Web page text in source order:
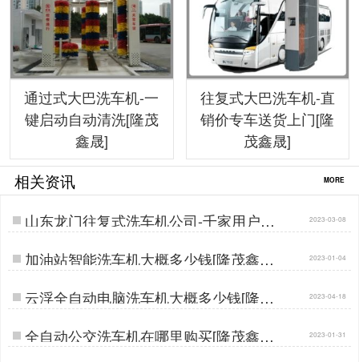
通过式大巴洗车机-一
键启动自动清洗[隆茂
鑫晟]
往复式大巴洗车机-直
销价专车送货上门[隆
茂鑫晟]
相关资讯 MORE
山东龙门往复式洗车机公司-千家用户好
口碑[隆茂鑫晟]…
2023-03-08
加油站智能洗车机大概多少钱[隆茂鑫晟]
…
2023-01-04
云浮全自动电脑洗车机大概多少钱[隆茂
鑫晟]…
2023-04-18
全自动公交洗车机在哪里购买[隆茂鑫晟]
…
2023-01-31